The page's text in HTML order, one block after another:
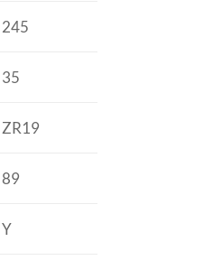
245
35
ZR19
89
Y